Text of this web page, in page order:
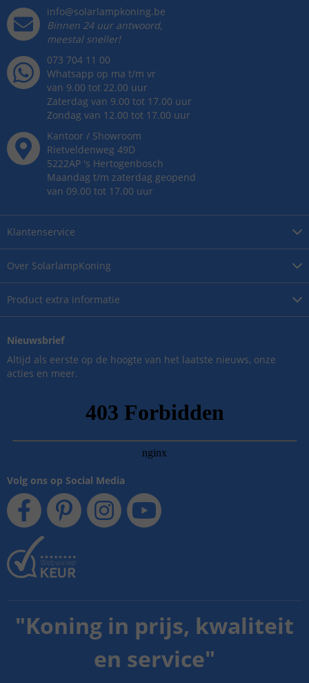
Over SolarlampKoning
Product extra informatie
Klantenservice
info@solarlampkoning.be
Binnen 24 uur antwoord,
meestal sneller!
073 704 11 00
Whatsapp op ma t/m vr
van 9.00 tot 22.00 uur
Zaterdag van 9.00 tot 17.00 uur
Zondag van 12.00 tot 17.00 uur
Kantoor / Showroom
Rietveldenweg 49D
5222AP 's Hertogenbosch
Maandag t/m zaterdag geopend
van 09.00 tot 17.00 uur
Nieuwsbrief
Altijd als eerste op de hoogte van het laatste nieuws, onze
acties en meer.
Volg ons op Social Media
"Koning in prijs, kwaliteit
en service"